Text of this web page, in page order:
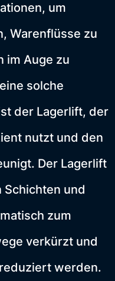
um
Warenflüsse zu
im Auge zu
solche
der Lagerlift, der
nutzt und den
Der Lagerlift
Schichten und
zum
verkürzt und
werden.